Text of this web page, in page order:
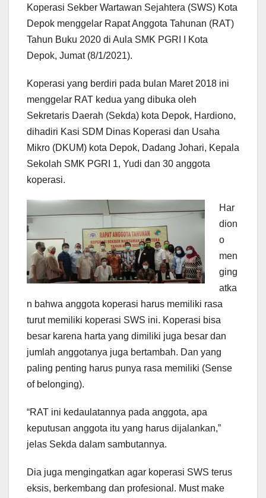
Koperasi Sekber Wartawan Sejahtera (SWS) Kota
Depok menggelar Rapat Anggota Tahunan (RAT)
Tahun Buku 2020 di Aula SMK PGRI I Kota
Depok, Jumat (8/1/2021).
Koperasi yang berdiri pada bulan Maret 2018 ini
menggelar RAT kedua yang dibuka oleh
Sekretaris Daerah (Sekda) kota Depok, Hardiono,
dihadiri Kasi SDM Dinas Koperasi dan Usaha
Mikro (DKUM) kota Depok, Dadang Johari, Kepala
Sekolah SMK PGRI 1, Yudi dan 30 anggota
koperasi.
Har
dion
o
men
ging
atka
n bahwa anggota koperasi harus memiliki rasa
turut memiliki koperasi SWS ini. Koperasi bisa
besar karena harta yang dimiliki juga besar dan
jumlah anggotanya juga bertambah. Dan yang
paling penting harus punya rasa memiliki (Sense
of belonging).
“RAT ini kedaulatannya pada anggota, apa
keputusan anggota itu yang harus dijalankan,”
jelas Sekda dalam sambutannya.
Dia juga mengingatkan agar koperasi SWS terus
eksis, berkembang dan profesional. Must make